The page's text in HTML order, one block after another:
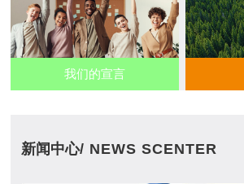
我们的宣言
新闻中心/ NEWS SCENTER